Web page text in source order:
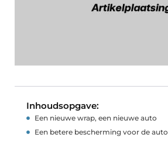
Inhoudsopgave:
Een nieuwe wrap, een nieuwe auto
Een betere bescherming voor de auto